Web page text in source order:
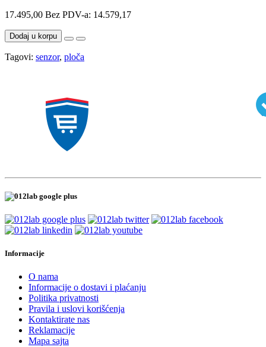
17.495,00 Bez PDV-a: 14.579,17
Dodaj u korpu
Tagovi: senzor, ploča
Informacije
O nama
Informacije o dostavi i plaćanju
Politika privatnosti
Pravila i uslovi korišćenja
Kontaktirate nas
Reklamacije
Mapa sajta